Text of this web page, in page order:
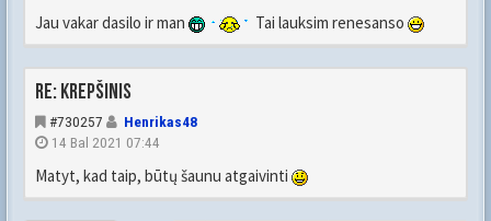
Jau vakar dasilo ir man Tai lauksim renesanso
Re: Krepšinis
#730257
Henrikas48
14 Bal 2021 07:44
Matyt, kad taip, būtų šaunu atgaivinti